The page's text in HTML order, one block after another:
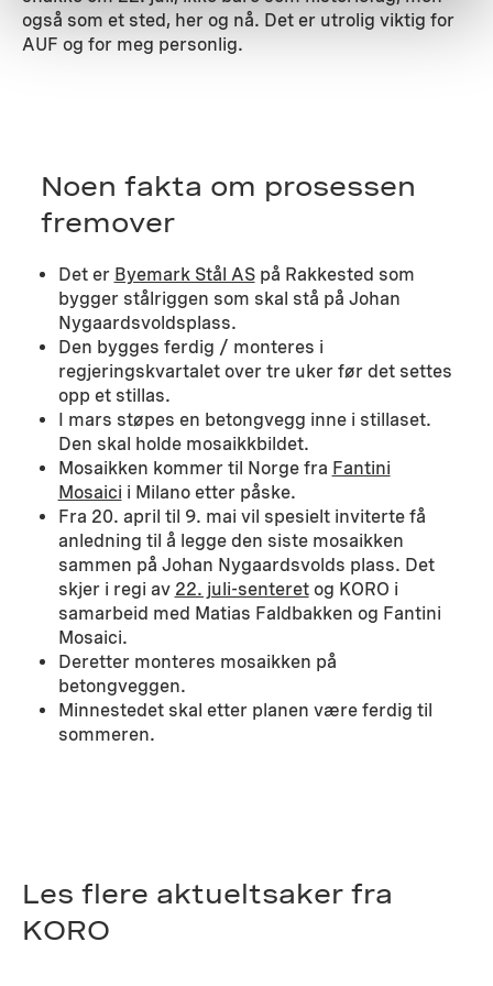
også som et sted, her og nå. Det er utrolig viktig for
AUF og for meg personlig.
Noen fakta om prosessen
fremover
Det er Byemark Stål ASpå Rakkested som
bygger stålriggen som skal stå på Johan
Nygaardsvoldsplass.
Den bygges ferdig / monteres i
regjeringskvartalet over tre uker før det settes
opp et stillas.
I mars støpes en betongvegg inne i stillaset.
Den skal holde mosaikkbildet.
Mosaikken kommer til Norge fra Fantini
Mosaici i Milano etter påske.
Fra 20. april til 9. mai vil spesielt inviterte få
anledning til å legge den siste mosaikken
sammen på Johan Nygaardsvolds plass. Det
skjer i regi av 22. juli-senteretog KORO i
samarbeid med Matias Faldbakken og Fantini
Mosaici.
Deretter monteres mosaikken på
betongveggen.
Minnestedet skal etter planen være ferdig til
sommeren.
Les flere aktueltsaker fra
KORO